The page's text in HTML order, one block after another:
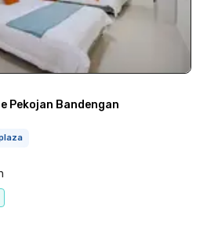
Pekojan Bandengan